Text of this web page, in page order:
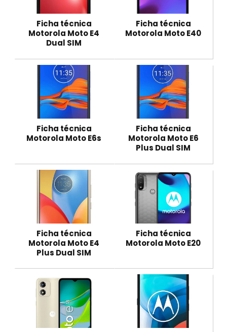
Ficha técnica
Motorola Moto E4
Dual SIM
Ficha técnica
Motorola Moto E40
Ficha técnica
Motorola Moto E6s
Ficha técnica
Motorola Moto E6
Plus Dual SIM
Ficha técnica
Motorola Moto E4
Plus Dual SIM
Ficha técnica
Motorola Moto E20